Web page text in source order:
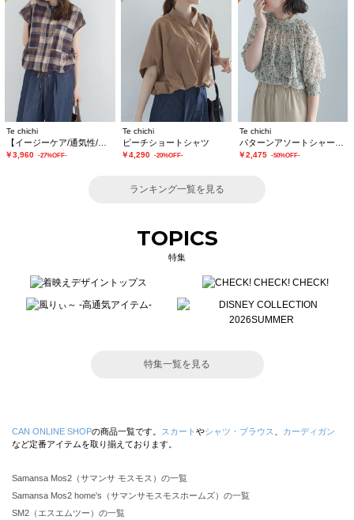
Te chichi
￥3,960 -27%OFF-
Te chichi
ピーチショートシャツ
￥4,290 -20%OFF-
Te chichi
￥2,475 -50%OFF-
ランキング一覧を見る
TOPICS
特集
特集一覧を見る
CAN ONLINE SHOPの商品一覧です。 スカート やシャツ・ブラウス
カーディガン
など定番アイテムを取り揃えております。
Samansa Mos2（サマンサ モスモス）の一覧
Samansa Mos2 home's（サマンサモスモスホームズ）の一覧
SM2（エスエムツー）の一覧